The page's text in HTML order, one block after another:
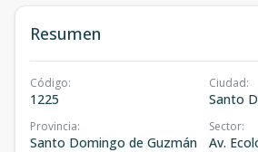
Resumen
Código:
1225
Ciudad:
Santo
Provincia:
Santo Domingo de Guzmán
Sector:
Av.